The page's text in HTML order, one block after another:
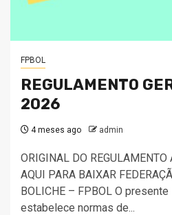
FPBOL
REGULAMENTO
2026
4 meses ago admin
ORIGINAL DO
AQUI PARA BAIXAR
BOLICHE – FPBOL O
estabelece normas de...